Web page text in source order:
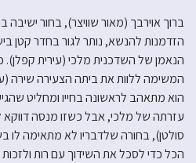
ברוך אוירבך (מאור שוויצר), בחור
הזדמנות להנשא, נותר לגור בחדר קטן
הנאמן של השדכנית מלכי (עירית
המשימה ללוות את ביתה הצעירה שירה
הוא מתאהב לראשונה בחייו ומחליט
עזרתה של מלכי, אבל כשזו מנסה דווקא
סולטן), בחורה שלדבריו לא מתאימה לו
הכל כדי לסכל את השידוך עם רות